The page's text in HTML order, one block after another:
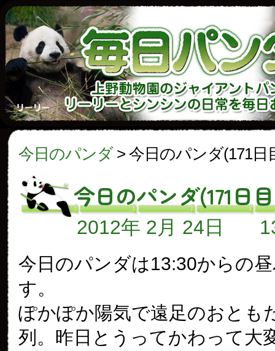
今日のパンダ> 今日のパンダ(171日
今日のパンダ(171日
2012年 2月 24日
今日のパンダは13:30からの
す。
ぽかぽか陽気で遠足のおとも
列。昨日とうってかわって大